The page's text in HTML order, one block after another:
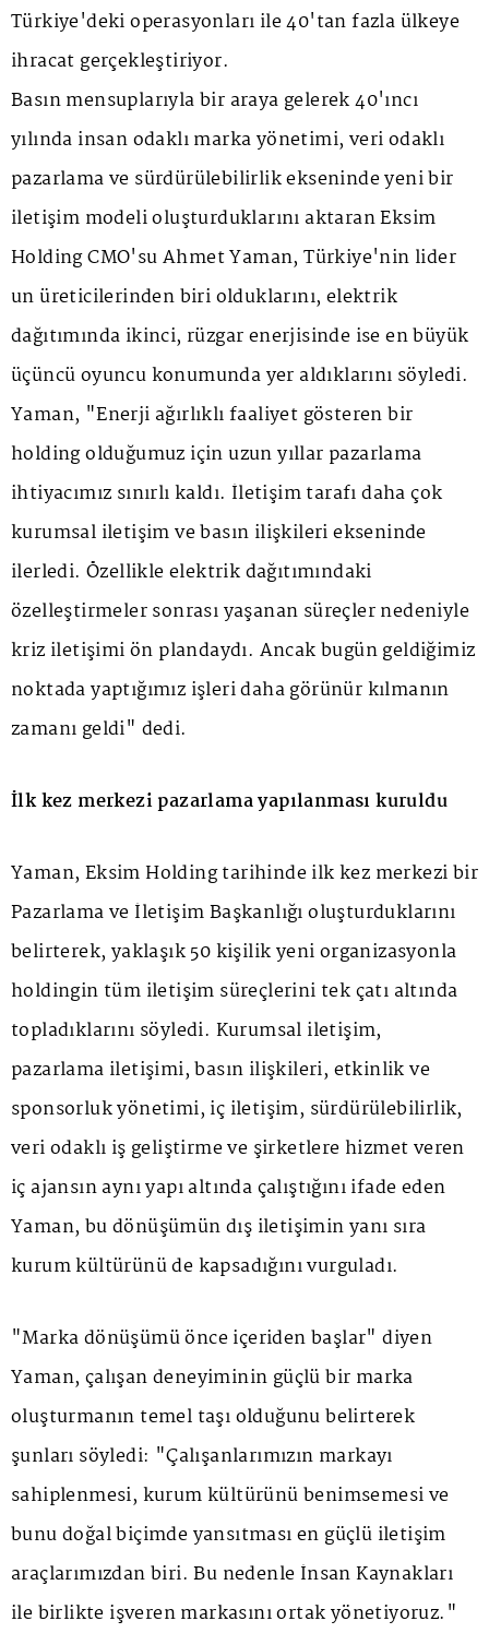
Türkiye'deki operasyonları ile 40'tan fazla ülkeye
ihracat gerçekleştiriyor.
Basın mensuplarıyla bir araya gelerek 40'ıncı
yılında insan odaklı marka yönetimi, veri odaklı
pazarlama ve sürdürülebilirlik ekseninde yeni bir
iletişim modeli oluşturduklarını aktaran Eksim
Holding CMO'su Ahmet Yaman, Türkiye'nin lider
un üreticilerinden biri olduklarını, elektrik
dağıtımında ikinci, rüzgar enerjisinde ise en büyük
üçüncü oyuncu konumunda yer aldıklarını söyledi.
Yaman, "Enerji ağırlıklı faaliyet gösteren bir
holding olduğumuz için uzun yıllar pazarlama
ihtiyacımız sınırlı kaldı. İletişim tarafı daha çok
kurumsal iletişim ve basın ilişkileri ekseninde
ilerledi. Özellikle elektrik dağıtımındaki
özelleştirmeler sonrası yaşanan süreçler nedeniyle
kriz iletişimi ön plandaydı. Ancak bugün geldiğimiz
noktada yaptığımız işleri daha görünür kılmanın
zamanı geldi" dedi.
İlk kez merkezi pazarlama yapılanması kuruldu
Yaman, Eksim Holding tarihinde ilk kez merkezi bir
Pazarlama ve İletişim Başkanlığı oluşturduklarını
belirterek, yaklaşık 50 kişilik yeni organizasyonla
holdingin tüm iletişim süreçlerini tek çatı altında
topladıklarını söyledi. Kurumsal iletişim,
pazarlama iletişimi, basın ilişkileri, etkinlik ve
sponsorluk yönetimi, iç iletişim, sürdürülebilirlik,
veri odaklı iş geliştirme ve şirketlere hizmet veren
iç ajansın aynı yapı altında çalıştığını ifade eden
Yaman, bu dönüşümün dış iletişimin yanı sıra
kurum kültürünü de kapsadığını vurguladı.
"Marka dönüşümü önce içeriden başlar" diyen
Yaman, çalışan deneyiminin güçlü bir marka
oluşturmanın temel taşı olduğunu belirterek
şunları söyledi: "Çalışanlarımızın markayı
sahiplenmesi, kurum kültürünü benimsemesi ve
bunu doğal biçimde yansıtması en güçlü iletişim
araçlarımızdan biri. Bu nedenle İnsan Kaynakları
ile birlikte işveren markasını ortak yönetiyoruz."